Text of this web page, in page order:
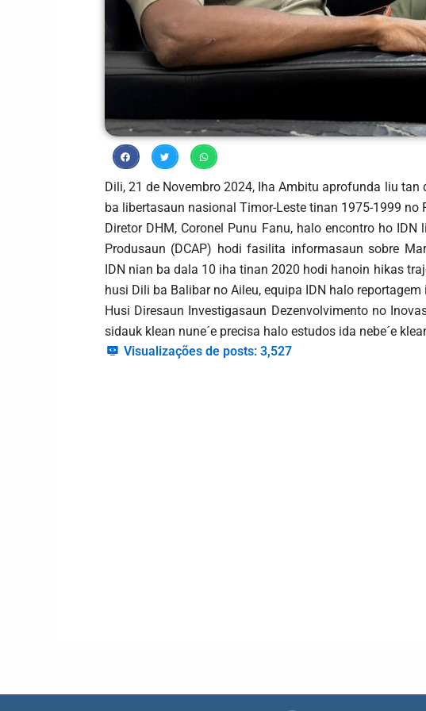
Dili, 21 de Novembro 2024, Iha Ambitu aprofunda liu
ba libertasaun nasional Timor-Leste tinan 1975-1999 no
Diretor DHM, Coronel Punu Fanu, halo encontro ho
Produsaun (DCAP) hodi fasilita informasaun sobre
IDN nian ba dala 10 iha tinan 2020 hodi hanoin hikas
husi Dili ba Balibar no Aileu, equipa IDN halo reportagem
Husi Diresaun Investigasaun Dezenvolvimento no
sidauk klean nune´e precisa halo estudos ida nebe´e
Visualizações de posts: 3,527